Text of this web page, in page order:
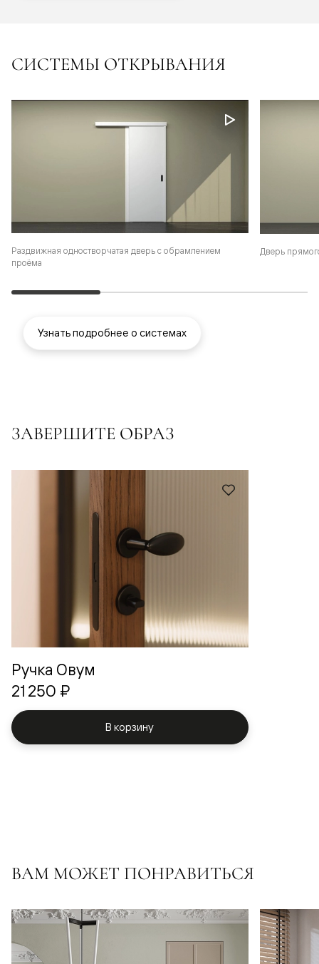
СИСТЕМЫ ОТКРЫВАНИЯ
Раздвижная одностворчатая дверь с обрамлением
проёма
Дверь
Узнать подробнее о системах
ЗАВЕРШИТЕ ОБРАЗ
Ручка Овум
21 250 ₽
В корзину
ВАМ МОЖЕТ ПОНРАВИТЬСЯ